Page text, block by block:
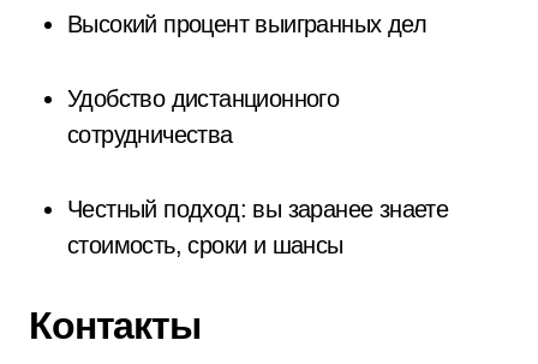
Высокий процент выигранных дел
Удобство дистанционного
сотрудничества
Честный подход: вы заранее знаете
стоимость, сроки и шансы
Контакты